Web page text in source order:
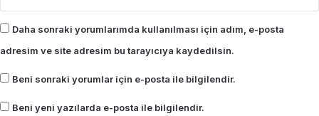
Daha sonraki yorumlarımda kullanılması için adım, e-posta
adresim ve site adresim bu tarayıcıya kaydedilsin.
Beni sonraki yorumlar için e-posta ile bilgilendir.
Beni yeni yazılarda e-posta ile bilgilendir.